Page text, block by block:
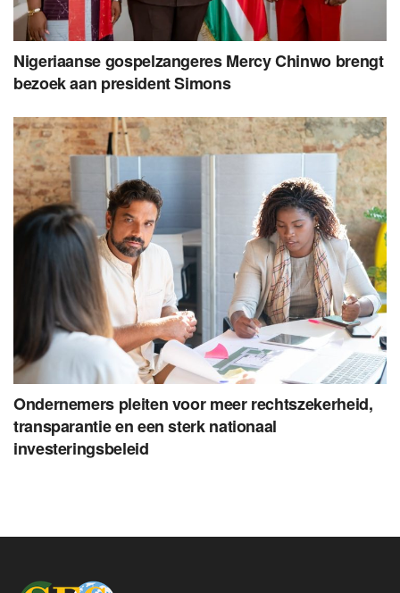
Nigeriaanse gospelzangeres Mercy Chinwo brengt
bezoek aan president Simons
Ondernemers pleiten voor meer rechtszekerheid,
transparantie en een sterk nationaal
investeringsbeleid